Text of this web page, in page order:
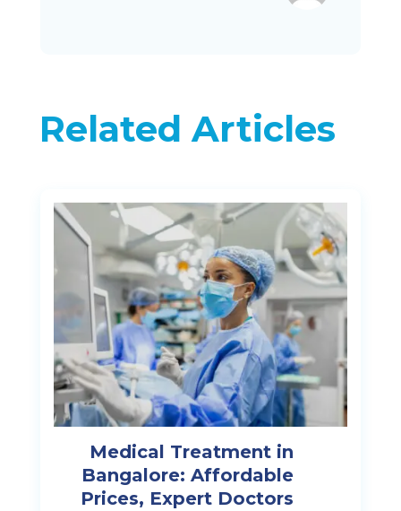
Related Articles
Medical Treatment in
Bangalore: Affordable
Prices, Expert Doctors